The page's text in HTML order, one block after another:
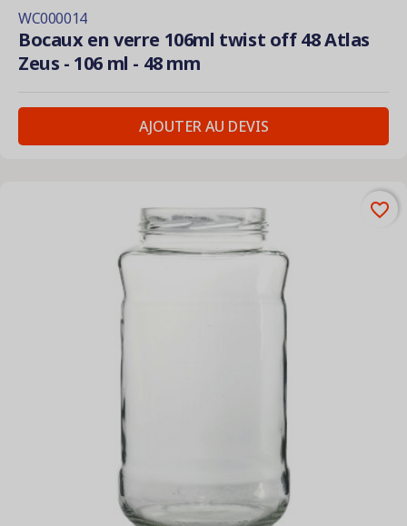
WC000014
Bocaux en verre 106ml twist off 48 Atlas
Zeus - 106 ml - 48 mm
AJOUTER AU DEVIS
favorite_border